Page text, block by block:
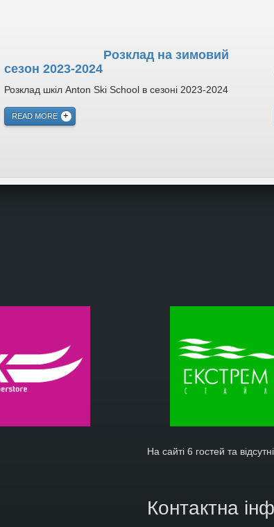
Розклад на зимовий
сезон 2023-2024
Розклад шкіл Anton Ski School в сезоні 2023-2024
READ MORE
На сайті 6 гостей та
Контактна